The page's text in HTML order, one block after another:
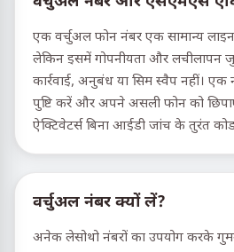
एक वर्चुअल फोन नंबर एक सामान्य
लेकिन इसमें गोपनीयता और लचीलापन
कार्रवाई, अनुबंध या सिम स्वैप नहीं।
पुष्टि करें और अपने असली फोन को
ऐक्टिवेटर्स बिना आईडी जांच के तुरंत
वर्चुअल नंबर क्यों लें?
अनेक लेसोथो नंबरों का उपयोग करके